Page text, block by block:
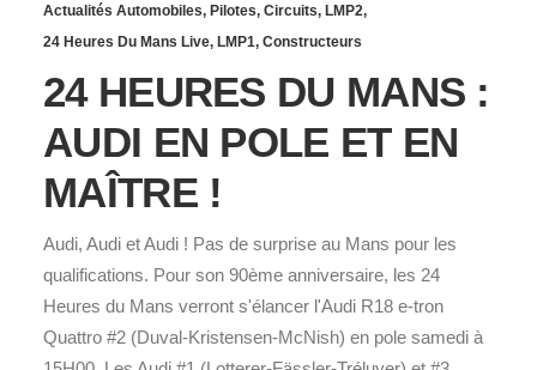
Actualités Automobiles, Pilotes, Circuits, LMP2,
24 Heures Du Mans Live, LMP1, Constructeurs
24 HEURES DU MANS :
AUDI EN POLE ET EN
MAÎTRE !
Audi, Audi et Audi ! Pas de surprise au Mans pour les
qualifications. Pour son 90ème anniversaire, les 24
Heures du Mans verront s'élancer l'Audi R18 e-tron
Quattro #2 (Duval-Kristensen-McNish) en pole samedi à